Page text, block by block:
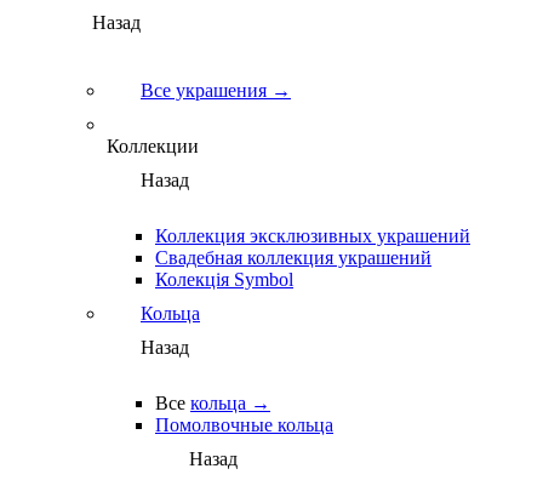
Назад
Все украшения →
Коллекции
Назад
Коллекция эксклюзивных украшений
Свадебная коллекция украшений
Колекція Symbol
Кольца
Назад
Все кольца →
Помолвочные кольца
Назад